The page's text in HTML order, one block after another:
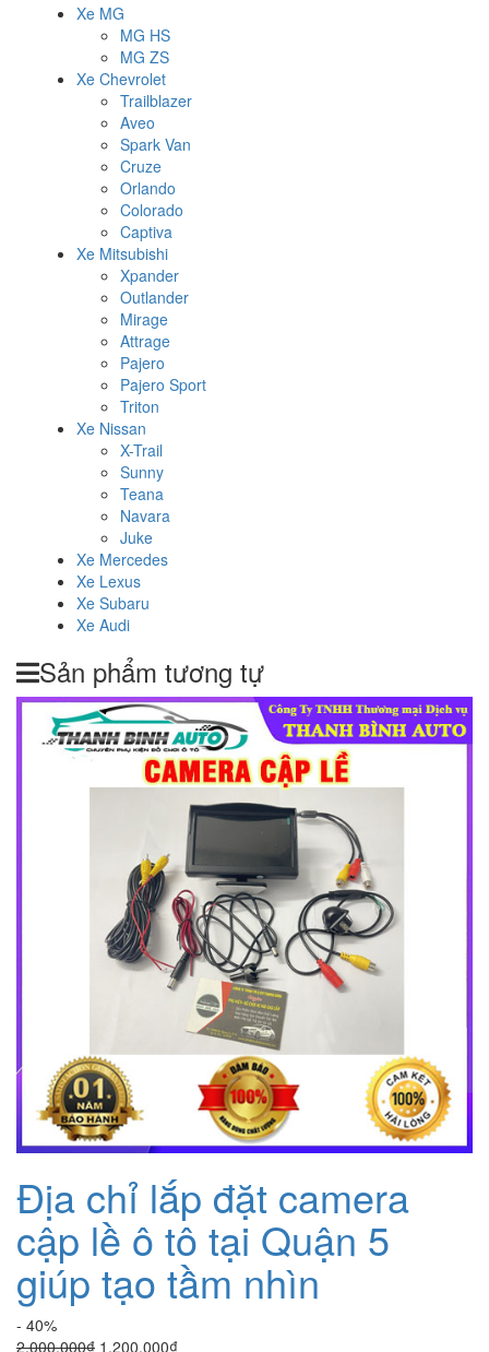
Xe MG
MG HS
MG ZS
Xe Chevrolet
Trailblazer
Aveo
Spark Van
Cruze
Orlando
Colorado
Captiva
Xe Mitsubishi
Xpander
Outlander
Mirage
Attrage
Pajero
Pajero Sport
Triton
Xe Nissan
X-Trail
Sunny
Teana
Navara
Juke
Xe Mercedes
Xe Lexus
Xe Subaru
Xe Audi
Sản phẩm tương tự
Địa chỉ lắp đặt camera
cập lề ô tô tại Quận 5
giúp tạo tầm nhìn
- 40%
2.000.000₫ Giá
1.200.000₫Giá